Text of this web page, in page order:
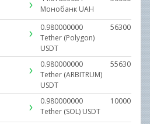
Монобанк UAH
0.980000000
Tether (Polygon)
USDT
0.980000000
Tether (ARBITRUM)
USDT
0.980000000
Tether (SOL) USDT